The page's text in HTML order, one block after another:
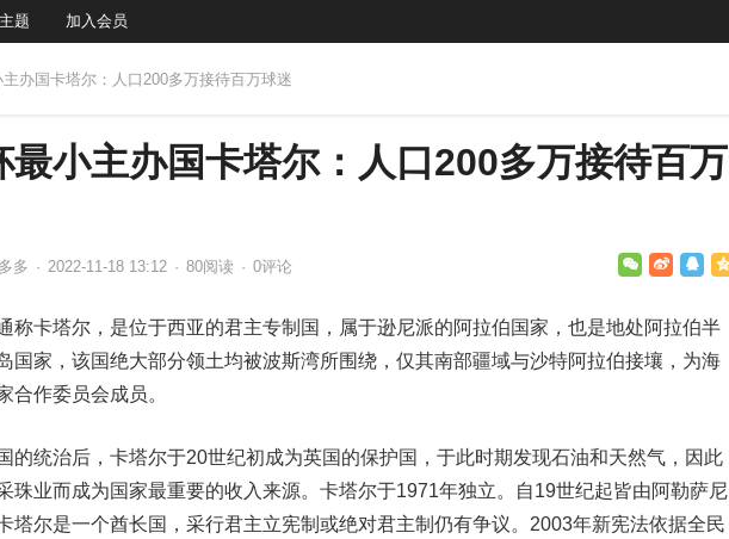
题 加入会员
办国卡塔尔：人口200多万接待百万球迷
最小主办国卡塔尔：人口200多万接待百万
多 · 2022-11-18 13:12 · 80阅读 · 0评论
称卡塔尔，是位于西亚的君主专制国，属于逊尼派的阿拉伯国家，也是地处阿拉伯半
国家，该国绝大部分领土均被波斯湾所围绕，仅其南部疆域与沙特阿拉伯接壤，为海
合作委员会成员。
的统治后，卡塔尔于20世纪初成为英国的保护国，于此时期发现石油和天然气，因此
珠业而成为国家最重要的收入来源。卡塔尔于1971年独立。自19世纪起皆由阿勒萨尼
塔尔是一个酋长国，采行君主立宪制或绝对君主制仍有争议。2003年新宪法依据全民